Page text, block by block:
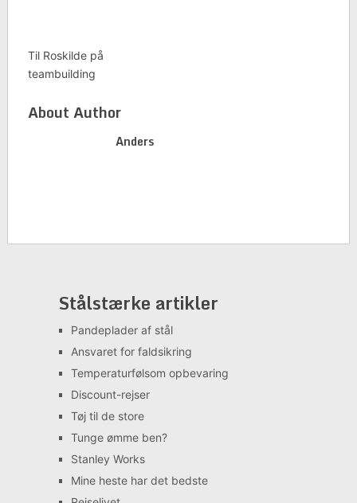
Til Roskilde på
teambuilding
About Author
Anders
Stålstærke artikler
Pandeplader af stål
Ansvaret for faldsikring
Temperaturfølsom opbevaring
Discount-rejser
Tøj til de store
Tunge ømme ben?
Stanley Works
Mine heste har det bedste